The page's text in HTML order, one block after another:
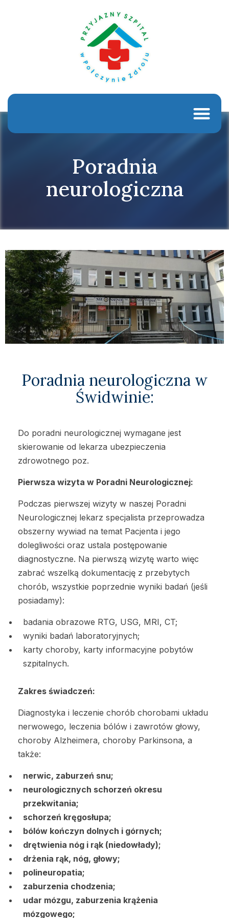
Poradnia
neurologiczna
Poradnia neurologiczna w
Świdwinie:
Do poradni neurologicznej wymagane jest
skierowanie od lekarza ubezpieczenia
zdrowotnego poz.
Pierwsza wizyta w Poradni Neurologicznej:
Podczas pierwszej wizyty w naszej Poradni
Neurologicznej lekarz specjalista przeprowadza
obszerny wywiad na temat Pacjenta i jego
dolegliwości oraz ustala postępowanie
diagnostyczne. Na pierwszą wizytę warto więc
zabrać wszelką dokumentację z przebytych
chorób, wszystkie poprzednie wyniki badań (jeśli
posiadamy):
badania obrazowe RTG, USG, MRI, CT;
wyniki badań laboratoryjnych;
karty choroby, karty informacyjne pobytów
szpitalnych.
Zakres świadczeń:
Diagnostyka i leczenie chorób chorobami układu
nerwowego, leczenia bólów i zawrotów głowy,
choroby Alzheimera, choroby Parkinsona, a
także:
nerwic, zaburzeń snu;
neurologicznych schorzeń okresu
przekwitania;
schorzeń kręgosłupa;
bólów kończyn dolnych i górnych;
drętwienia nóg i rąk (niedowłady);
drżenia rąk, nóg, głowy;
polineuropatia;
zaburzenia chodzenia;
udar mózgu, zaburzenia krążenia
mózgowego;